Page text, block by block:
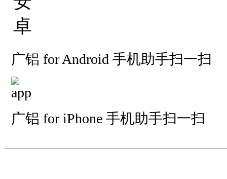
广铝 for Android 手机助手扫一扫
广铝 for iPhone 手机助手扫一扫
———————————